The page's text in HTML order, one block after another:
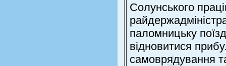
Солунського
паломницьку
відновитися
самоврядування